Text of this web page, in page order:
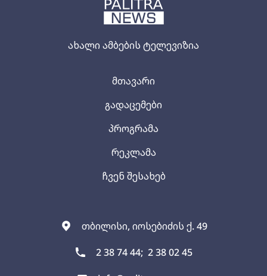
ახალი ამბების ტელევიზია
თბილისი, იოსებიძის ქ. 49
2 38 74 44; 2 38 02 45
მთავარი
გადაცემები
პროგრამა
რეკლამა
ჩვენ შესახებ